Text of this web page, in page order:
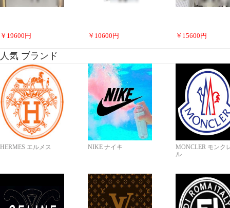
￥ 19600 円 ￥ 10600 円 ￥ 15600 円
人気 ブランド
HERMES エルメス NIKE ナイキ
MONCLER モンク
ル